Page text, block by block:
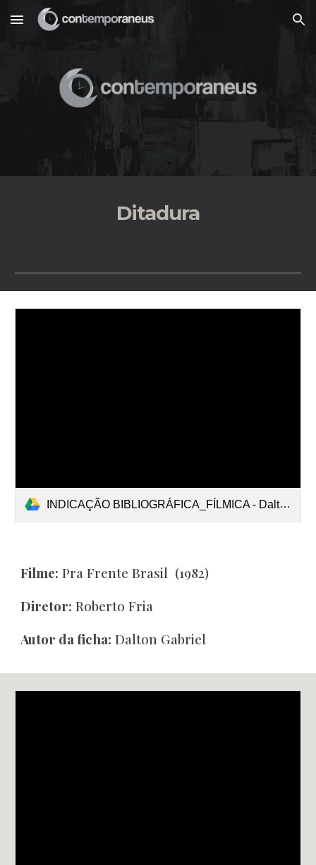
Skip to main content Skip to navigation
Ditadura
INDICAÇÃO BIBLIOGRÁFICA_FÍLMICA - Dalton.pdf
Filme: Pra Frente Brasil (1982)
Diretor: Roberto Fria
Autor da ficha: Dalton Gabriel